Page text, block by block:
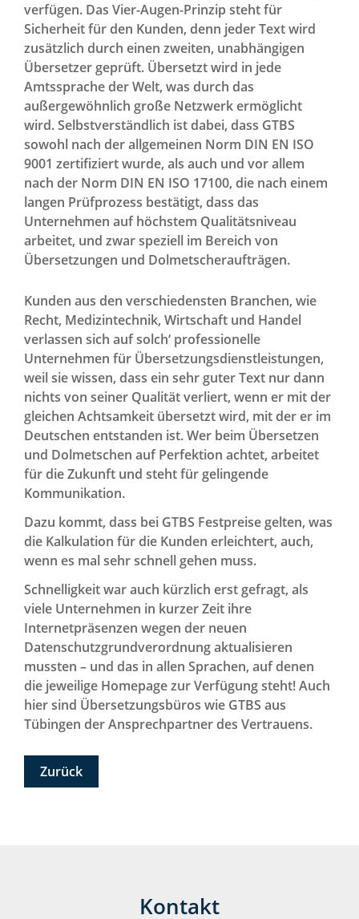
verfügen. Das Vier-Augen-Prinzip steht für
Sicherheit für den Kunden, denn jeder Text wird
zusätzlich durch einen zweiten, unabhängigen
Übersetzer geprüft. Übersetzt wird in jede
Amtssprache der Welt, was durch das
außergewöhnlich große Netzwerk ermöglicht
wird. Selbstverständlich ist dabei, dass GTBS
sowohl nach der allgemeinen Norm DIN EN ISO
9001 zertifiziert wurde, als auch und vor allem
nach der Norm DIN EN ISO 17100, die nach einem
langen Prüfprozess bestätigt, dass das
Unternehmen auf höchstem Qualitätsniveau
arbeitet, und zwar speziell im Bereich von
Übersetzungen und Dolmetscheraufträgen.
Kunden aus den verschiedensten Branchen, wie
Recht, Medizintechnik, Wirtschaft und Handel
verlassen sich auf solch‘ professionelle
Unternehmen für Übersetzungsdienstleistungen,
weil sie wissen, dass ein sehr guter Text nur dann
nichts von seiner Qualität verliert, wenn er mit der
gleichen Achtsamkeit übersetzt wird, mit der er im
Deutschen entstanden ist. Wer beim Übersetzen
und Dolmetschen auf Perfektion achtet, arbeitet
für die Zukunft und steht für gelingende
Kommunikation.
Dazu kommt, dass bei GTBS Festpreise gelten, was
die Kalkulation für die Kunden erleichtert, auch,
wenn es mal sehr schnell gehen muss.
Schnelligkeit war auch kürzlich erst gefragt, als
viele Unternehmen in kurzer Zeit ihre
Internetpräsenzen wegen der neuen
Datenschutzgrundverordnung aktualisieren
mussten – und das in allen Sprachen, auf denen
die jeweilige Homepage zur Verfügung steht! Auch
hier sind Übersetzungsbüros wie GTBS aus
Tübingen der Ansprechpartner des Vertrauens.
Zurück
Kontakt